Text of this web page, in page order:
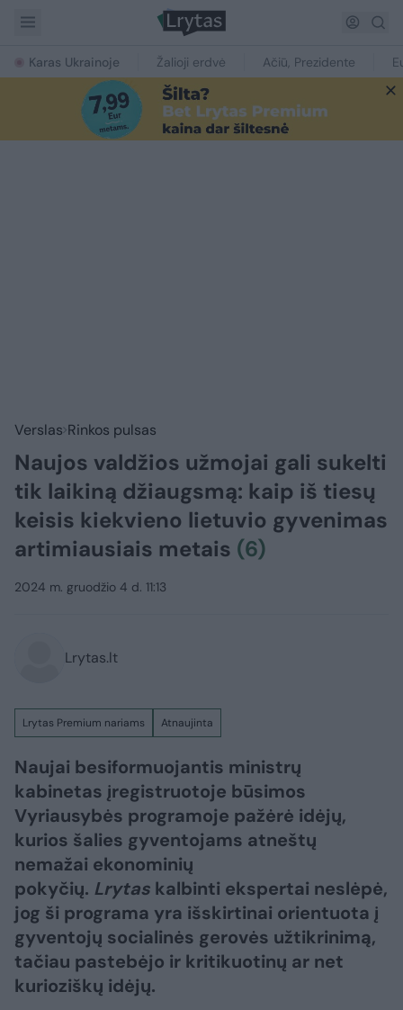
Karas Ukrainoje Žalioji erdvė Ačiū, Prezidente
Verslas Rinkos pulsas
Naujos valdžios užmojai gali sukelti
tik laikiną džiaugsmą: kaip iš tiesų
keisis kiekvieno lietuvio gyvenimas
artimiausiais metais (6)
2024 m. gruodžio 4 d. 11:13
Lrytas.lt
Lrytas Premium nariams Atnaujinta
Naujai besiformuojantis ministrų
kabinetas įregistruotoje būsimos
Vyriausybės programoje pažėrė idėjų,
kurios šalies gyventojams atneštų
nemažai ekonominių
pokyčių. Lrytas kalbinti ekspertai neslėpė,
jog ši programa yra išskirtinai orientuota į
gyventojų socialinės gerovės užtikrinimą,
tačiau pastebėjo ir kritikuotinų ar net
kurioziškų idėjų.